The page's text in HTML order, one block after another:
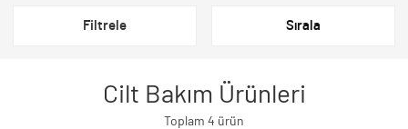
Filtrele Sırala
Cilt Bakım Ürünleri
Toplam 4 ürün